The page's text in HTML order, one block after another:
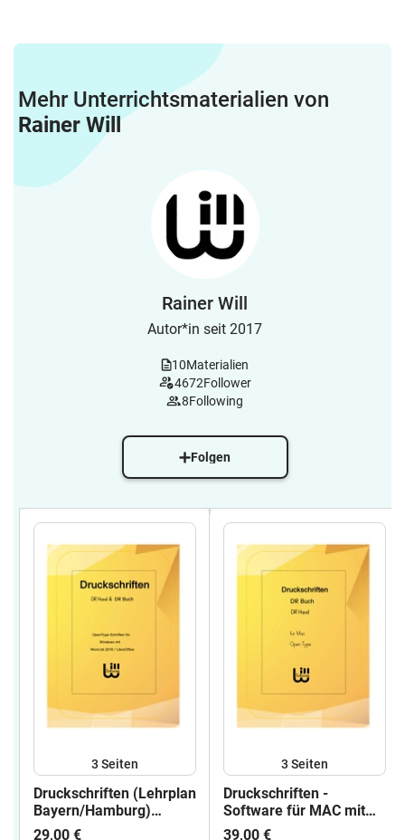
Mehr Unterrichtsmaterialien von
Rainer Will
Rainer Will
Autor*in seit 2017
10Materialien
4672Follower
8Following
Folgen
3 Seiten
Druckschriften (Lehrplan
Bayern/Hamburg)
Software für Windows
29,00 €
3 Seiten
Druckschriften -
Software für MAC mit
Word/ LibreOffice
39,00 €